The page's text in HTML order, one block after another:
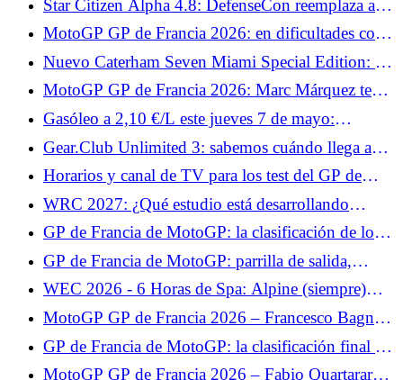
2,23 €/L en Francia?
Star Citizen Alpha 4.8: DefenseCon reemplaza a
Invictus y la guerra cambia de escenario
MotoGP GP de Francia 2026: en dificultades con
Yamaha, Fabio Quartararo prepara algo especial
para los aficionados
Nuevo Caterham Seven Miami Special Edition: 12
ejemplares para este homenaje al GP de Miami
MotoGP GP de Francia 2026: Marc Márquez teme
una climatología complicada en Le Mans
Gasóleo a 2,10 €/L este jueves 7 de mayo:
estaciones en las que se puede pagar hasta 12
céntimos menos que la media a 2,21 €/L
Gear.Club Unlimited 3: sabemos cuándo llega a
PC, Xbox y PlayStation.
Horarios y canal de TV para los test del GP de
Francia de MotoGP 2026: Johann Zarco y Fabio
Quartararo esperan brillar
WRC 2027: ¿Qué estudio está desarrollando
Nacon?
GP de Francia de MotoGP: la clasificación de los
libres 2, Fabio Quartararo se prepara bien para la
clasificación, Johann Zarco se estrelló
GP de Francia de MotoGP: parrilla de salida,
buena posición de Quartararo, decepción para
Zarco
WEC 2026 - 6 Horas de Spa: Alpine (siempre)
mira hacia adelante
MotoGP GP de Francia 2026 – Francesco Bagnaia
advierte a la competición: “Algo está pasando”
GP de Francia de MotoGP: la clasificación final de
la carrera al sprint, Fabio Quartararo en el Top 5,
MotoGP GP de Francia 2026 – Fabio Quartararo